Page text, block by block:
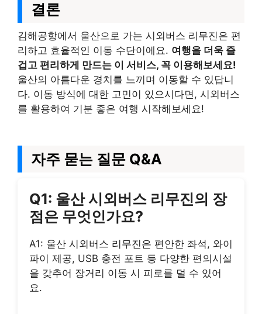
결론
김해공항에서 울산으로 가는 시외버스 리무진은 편
리하고 효율적인 이동 수단이에요. 여행을 더욱 즐
겁고 편리하게 만드는 이 서비스, 꼭 이용해보세요!
울산의 아름다운 경치를 느끼며 이동할 수 있답니
다. 이동 방식에 대한 고민이 있으시다면, 시외버스
를 활용하여 기분 좋은 여행 시작해보세요!
자주 묻는 질문 Q&A
Q1: 울산 시외버스 리무진의 장
점은 무엇인가요?
A1: 울산 시외버스 리무진은 편안한 좌석, 와이
파이 제공, USB 충전 포트 등 다양한 편의시설
을 갖추어 장거리 이동 시 피로를 덜 수 있어
요.